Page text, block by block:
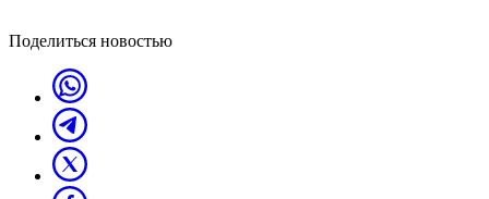
Поделиться новостью